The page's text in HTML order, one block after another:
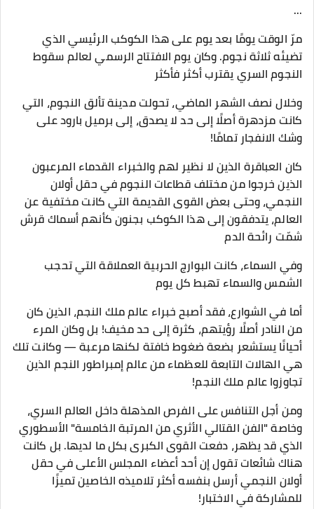
...
مرّ الوقت يومًا بعد يوم على هذا الكوكب الرئيسي الذي
تضيئه ثلاثة نجوم. وكان يوم الافتتاح الرسمي لعالم سقوط
النجوم السري يقترب أكثر فأكثر
وخلال نصف الشهر الماضي، تحولت مدينة تألق النجوم، التي
كانت مزدهرة أصلًا إلى حد لا يصدق، إلى برميل بارود على
وشك الانفجار تمامًا!
كان العباقرة الذين لا نظير لهم والخبراء القدماء المرعبون
الذين خرجوا من مختلف قطاعات النجوم في حقل أولان
النجمي، وحتى بعض القوى القديمة التي كانت مختفية عن
العالم، يتدفقون إلى هذا الكوكب بجنون كأنهم أسماك قرش
شمّت رائحة الدم
وفي السماء، كانت البوارج الحربية العملاقة التي تحجب
الشمس والسماء تهبط كل يوم
أما في الشوارع، فقد أصبح خبراء عالم ملك النجم، الذين كان
من النادر أصلًا رؤيتهم، كثرة إلى حد مخيف! بل وكان المرء
أحيانًا يستشعر بضعة ضغوط خافتة لكنها مرعبة — وكانت تلك
هي الهالات التابعة للعظماء من عالم إمبراطور النجم الذين
تجاوزوا عالم ملك النجم!
ومن أجل التنافس على الفرص المذهلة داخل العالم السري،
وخاصة "الفن القتالي الأثري من المرتبة الخامسة" الأسطوري
الذي قد يظهر، دفعت القوى الكبرى بكل ما لديها. بل كانت
هناك شائعات تقول إن أحد أعضاء المجلس الأعلى في حقل
أولان النجمي أرسل بنفسه أكثر تلاميذه الخاصين تميزًا
للمشاركة في الاختبار!